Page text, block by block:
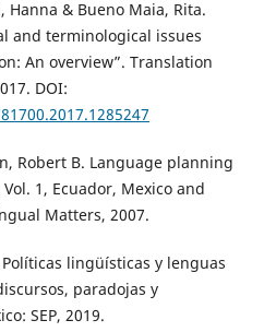
Hanna & Bueno Maia, Rita.
and terminological issues
An overview”. Translation
DOI:
Robert B. Language planning
1, Ecuador, Mexico and
Matters, 2007.
lingüísticas y lenguas
paradojas y
SEP, 2019.